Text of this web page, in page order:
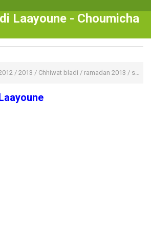
Laayoune - Choumicha
/ 2013 / Chhiwat bladi / ramadan 2013 / spécialité marocaine